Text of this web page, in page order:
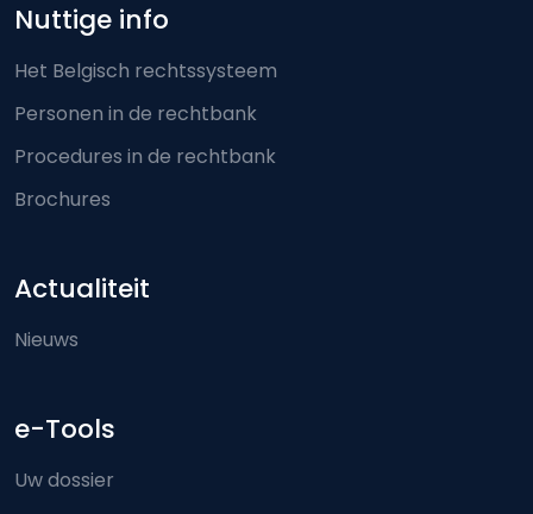
Nuttige info
Het Belgisch rechtssysteem
Personen in de rechtbank
Procedures in de rechtbank
Brochures
Actualiteit
Nieuws
e-Tools
Uw dossier